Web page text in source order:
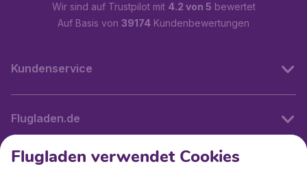
Wir sind auf Trustpilot mit 4.2 von 5 bewertet
Auf Basis von 39174 Kundenbewertungen
Kundenservice
Flugladen.de
Internationale Webseiten
Flugladen verwendet Cookies